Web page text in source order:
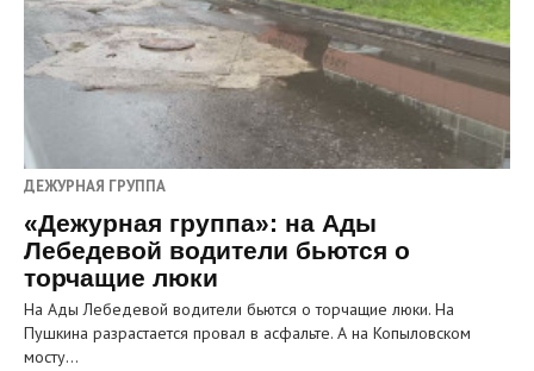
ДЕЖУРНАЯ ГРУППА
«Дежурная группа»: на Ады
Лебедевой водители бьются о
торчащие люки
На Ады Лебедевой водители бьются о торчащие люки. На
Пушкина разрастается провал в асфальте. А на Копыловском
мосту…